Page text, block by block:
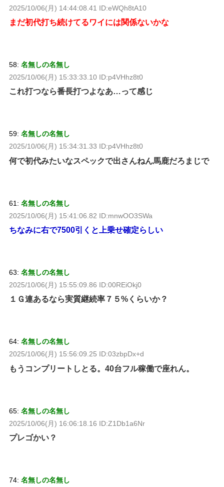
2025/10/06(月) 14:44:08.41 ID:eWQh8tA10
まだ初代打ち続けてるワイには関係ないかな
58: 名無しの名無し
2025/10/06(月) 15:33:33.10 ID:p4VHhz8t0
これ打つなら番長打つよなあ…って感じ
59: 名無しの名無し
2025/10/06(月) 15:34:31.33 ID:p4VHhz8t0
何で初代みたいなスペックで出さんねん馬鹿だろまじで
61: 名無しの名無し
2025/10/06(月) 15:41:06.82 ID:mnwOO3SWa
ちなみに右で7500引くと上乗せ確定らしい
63: 名無しの名無し
2025/10/06(月) 15:55:09.86 ID:00REiOkj0
１Ｇ連あるなら実質継続率７５%くらいか？
64: 名無しの名無し
2025/10/06(月) 15:56:09.25 ID:03zbpDx+d
もうコンプリートしとる。40台フル稼働で座れん。
65: 名無しの名無し
2025/10/06(月) 16:06:18.16 ID:Z1Db1a6Nr
プレゴかい？
74: 名無しの名無し